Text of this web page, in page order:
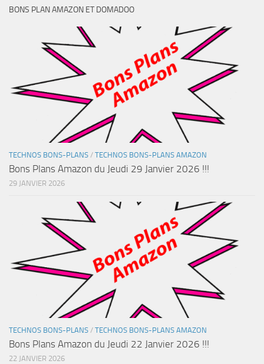
BONS PLAN AMAZON ET DOMADOO
TECHNOS BONS-PLANS / TECHNOS BONS-PLANS AMAZON
Bons Plans Amazon du Jeudi 29 Janvier 2026 !!!
29 JANVIER 2026
TECHNOS BONS-PLANS / TECHNOS BONS-PLANS AMAZON
Bons Plans Amazon du Jeudi 22 Janvier 2026 !!!
22 JANVIER 2026